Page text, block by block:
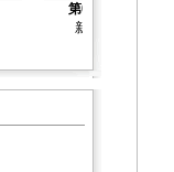
第04版
新闻